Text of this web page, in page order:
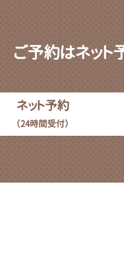
ご予約はネット
ネット予約
（24時間受付）